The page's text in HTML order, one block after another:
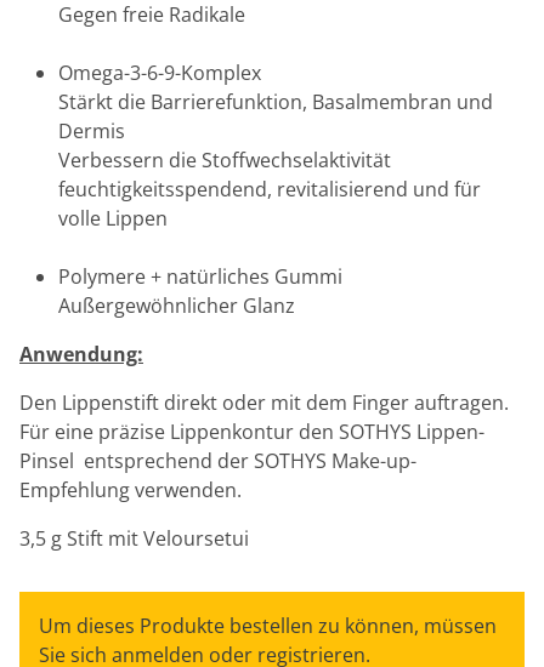
Gegen freie Radikale
Omega-3-6-9-Komplex
Stärkt die Barrierefunktion, Basalmembran und
Dermis
Verbessern die Stoffwechselaktivität
feuchtigkeitsspendend, revitalisierend und für
volle Lippen
Polymere + natürliches Gummi
Außergewöhnlicher Glanz
Anwendung:
Den Lippenstift direkt oder mit dem Finger auftragen.
Für eine präzise Lippenkontur den SOTHYS Lippen-
Pinsel entsprechend der SOTHYS Make-up-
Empfehlung verwenden.
3,5 g Stift mit Veloursetui
Um dieses Produkte bestellen zu können, müssen
Sie sich anmelden oder registrieren.